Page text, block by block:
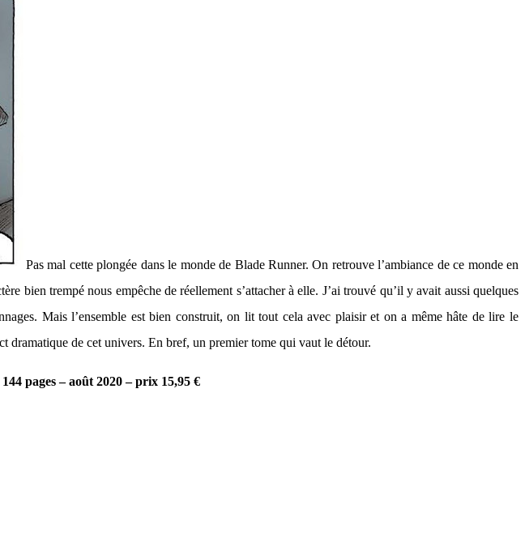
Pas mal cette plongée dans le monde de Blade Runner. On retrouve l’ambiance de ce monde en
bien trempé nous empêche de réellement s’attacher à elle. J’ai trouvé qu’il y avait aussi quelques
Mais l’ensemble est bien construit, on lit tout cela avec plaisir et on a même hâte de lire le
dramatique de cet univers. En bref, un premier tome qui vaut le détour.
pages – août 2020 – prix 15,95 €